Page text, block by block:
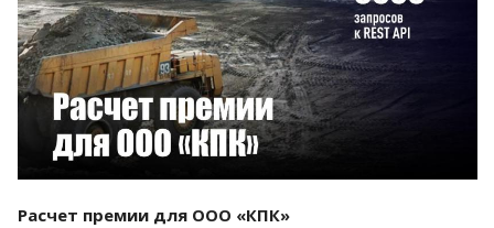
Смотреть проект
Расчет премии для ООО «КПК»